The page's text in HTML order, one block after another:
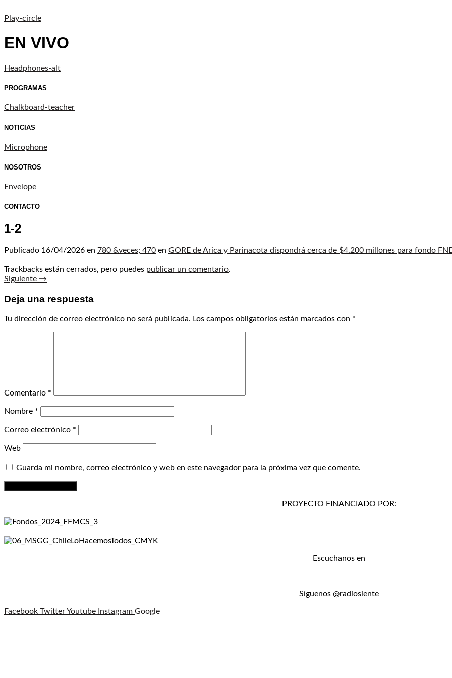
Play-circle
EN VIVO
Headphones-alt
PROGRAMAS
Chalkboard-teacher
NOTICIAS
Microphone
NOSOTROS
Envelope
CONTACTO
1-2
Publicado 16/04/2026 en 780 &veces; 470 en GORE de Arica y Parinacota dispondrá cerca de $4.200 millones para fondo
Trackbacks están cerrados, pero puedes publicar un comentario.
Siguiente →
Deja una respuesta
Tu dirección de correo electrónico no será publicada. Los campos obligatorios están marcados con *
Comentario *
Nombre *
Correo electrónico *
Web
Guarda mi nombre, correo electrónico y web en este navegador para la próxima vez que comente.
PROYECTO FINANCIADO POR:
Escuchanos en
Síguenos @radiosiente
Facebook TwitterYoutube Instagram Google